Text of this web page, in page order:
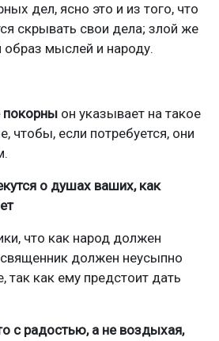
дел, ясно это и из того, что
скрывать свои дела; злой же
образ мыслей и народу.
покорны он указывает на такое
чтобы, если потребуется, они
о душах ваших, как
что как народ должен
священник должен неусыпно
так как ему предстоит дать
с радостью, а не воздыхая,